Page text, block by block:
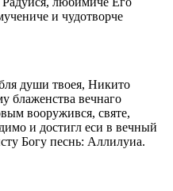
и чудотворче
души твоея, Никито
блаженства вечнаго
вооружився, святе,
и достигл еси в вечный
Богу песнь: Аллилуиа.